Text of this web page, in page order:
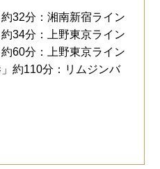
：湘南新宿ライン
：上野東京ライン
：上野東京ライン
分：リムジンバ